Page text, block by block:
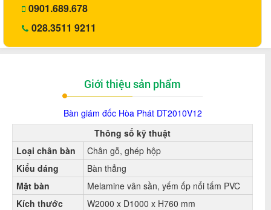
0901.689.678
028.3511 9211
Giới thiệu sản phẩm
Bàn giám đốc Hòa Phát DT2010V12
Thông số kỹ thuật
Loại chân bàn
Chân gỗ, ghép hộp
Kiểu dáng
Bàn thẳng
Mặt bàn
Melamine vân sần, yếm ốp nổi tấm PVC
Kích thước
W2000 x D1000 x H760 mm